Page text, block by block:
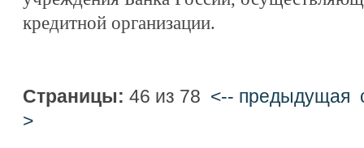
кредитной организации.
Страницы: 46 из 78 <-- предыдущая
>